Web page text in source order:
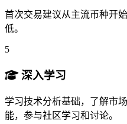
首次交易建议从主流币种开
低。
5
深入学习
学习技术分析基础，了解市
能，参与社区学习和讨论。